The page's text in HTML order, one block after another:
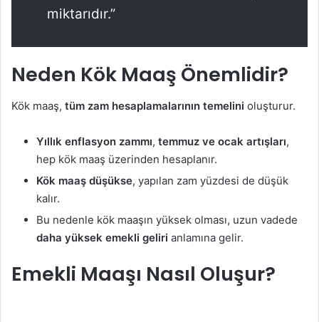
miktarıdır.”
Neden Kök Maaş Önemlidir?
Kök maaş, tüm zam hesaplamalarının temelini oluşturur.
Yıllık enflasyon zammı, temmuz ve ocak artışları,
hep kök maaş üzerinden hesaplanır.
Kök maaş düşükse, yapılan zam yüzdesi de düşük
kalır.
Bu nedenle kök maaşın yüksek olması, uzun vadede
daha yüksek emekli geliri anlamına gelir.
Emekli Maaşı Nasıl Oluşur?